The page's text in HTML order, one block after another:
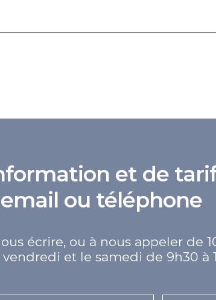
et de
ou téléphone
écrire, ou à nous appeler de
et le samedi de 9h30 à